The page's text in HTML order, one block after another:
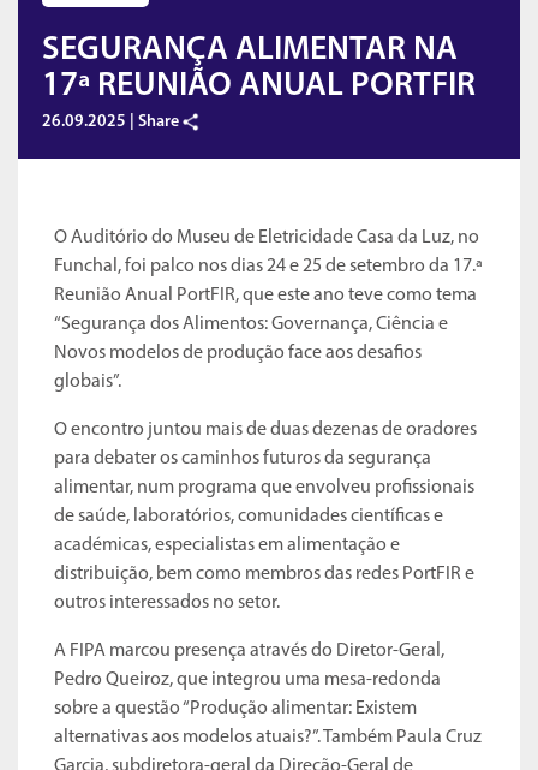
SEGURANÇA ALIMENTAR NA
17ª REUNIÃO ANUAL PORTFIR
26.09.2025 | Share
O Auditório do Museu de Eletricidade Casa da Luz, no
Funchal, foi palco nos dias 24 e 25 de setembro da 17.ª
Reunião Anual PortFIR, que este ano teve como tema
“Segurança dos Alimentos: Governança, Ciência e
Novos modelos de produção face aos desafios
globais”.
O encontro juntou mais de duas dezenas de oradores
para debater os caminhos futuros da segurança
alimentar, num programa que envolveu profissionais
de saúde, laboratórios, comunidades científicas e
académicas, especialistas em alimentação e
distribuição, bem como membros das redes PortFIR e
outros interessados no setor.
A FIPA marcou presença através do Diretor-Geral,
Pedro Queiroz, que integrou uma mesa-redonda
sobre a questão “Produção alimentar: Existem
alternativas aos modelos atuais?”. Também Paula Cruz